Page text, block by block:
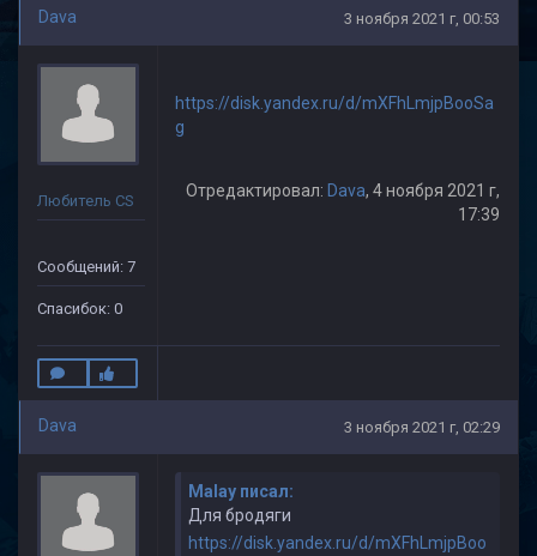
Dava 3 ноября 2021 г, 00:53
Любитель CS
Сообщений: 7
Спасибок: 0
https://disk.yandex.ru/d/mXFhLmjpBooSa
g
Отредактировал: Dava, 4 ноября 2021 г,
17:39
Dava 3 ноября 2021 г, 02:29
Malay писал:
Для бродяги
https://disk.yandex.ru/d/mXFhLmjpBoo